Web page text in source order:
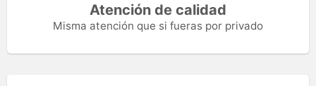
Atención de calidad
Misma atención que si fueras por privado